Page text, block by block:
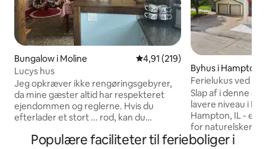
Bungalow i Moline 4,91 ud af 5 i gennemsnitlig
4,91 (219)
Lucys hus
Jeg opkræver ikke rengøringsgebyrer,
da mine gæster altid har respekteret
ejendommen og reglerne. Hvis du
efterlader et stort ... rod, kan du
under opførelse, da jeg er ved at sætte
Byhus i Hampton
Ferielukus ved
bar og adgang til
Slap af i denne
lavere niveau i
Hampton, IL - et
for naturelskere
eventyrere. ☀ Rummelig terrasse og
Populære faciliteter til ferieboliger i